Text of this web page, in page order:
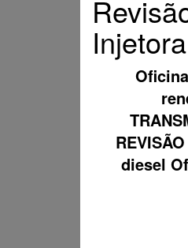
Injetora
diesel